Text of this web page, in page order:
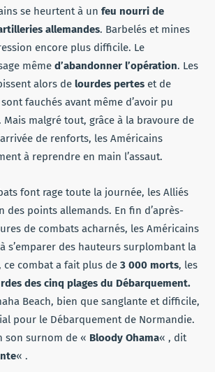
se heurtent à un feu nourri de
allemandes. Barbelés et mines
encore plus difficile. Le
même d’abandonner l’opération. Les
alors de lourdes pertes et de
fauchés avant même d’avoir pu
malgré tout, grâce à la bravoure de
de renforts, les Américains
à reprendre en main l’assaut.
font rage toute la journée, les Alliés
des points allemands. En fin d’après-
de combats acharnés, les Américains
s’emparer des hauteurs surplombant la
ce combat a fait plus de 3 000 morts, les
des cinq plages du Débarquement.
Beach, bien que sanglante et difficile,
pour le Débarquement de Normandie.
son surnom de « Bloody Ohama« , dit
« .